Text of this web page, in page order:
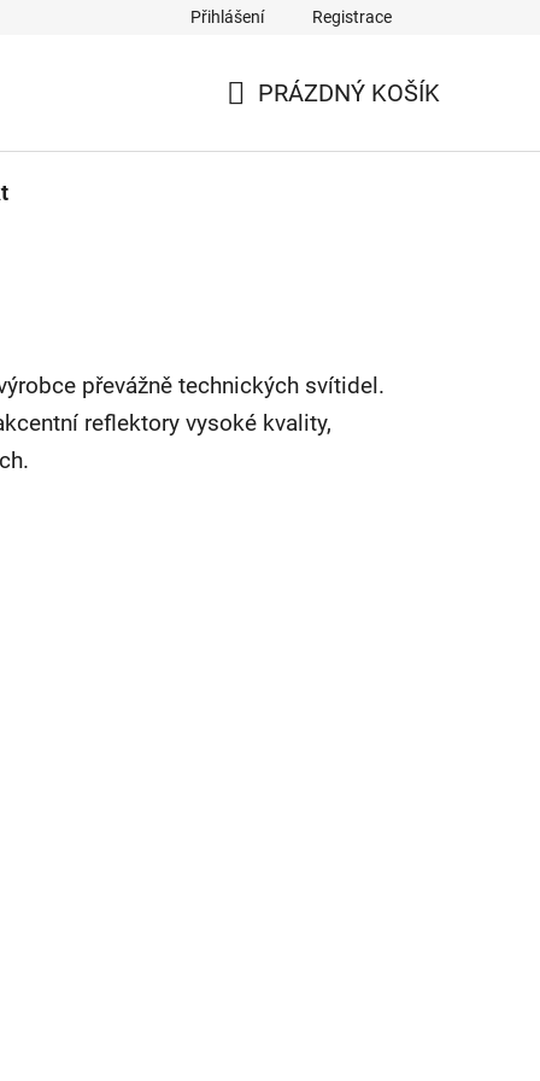
Přihlášení Registrace
PRÁZDNÝ KOŠÍK
převážně technických svítidel.
reflektory vysoké kvality,